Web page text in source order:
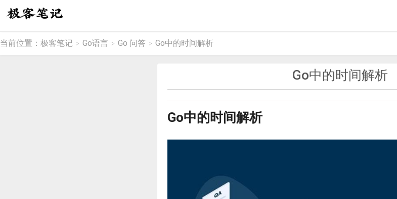
当前位置： 极客笔记 > Go语言 > Go 问答 > Go中的时间解析
Go中的时间解析
Go中的时间解析